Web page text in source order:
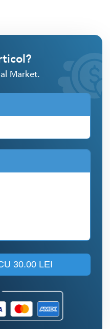
Market.
30.00 LEI